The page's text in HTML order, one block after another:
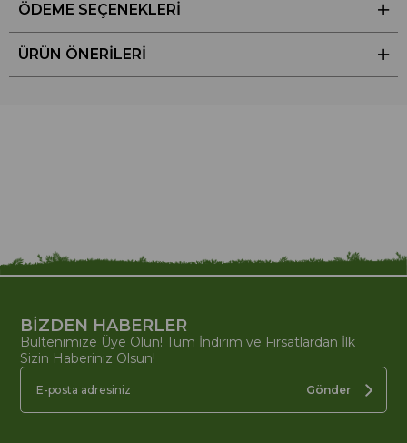
ÖDEME SEÇENEKLERI
ÜRÜN ÖNERILERI
BİZDEN HABERLER
Bültenimize Üye Olun! Tüm İndirim ve Fırsatlardan İlk
Sizin Haberiniz Olsun!
Gönder